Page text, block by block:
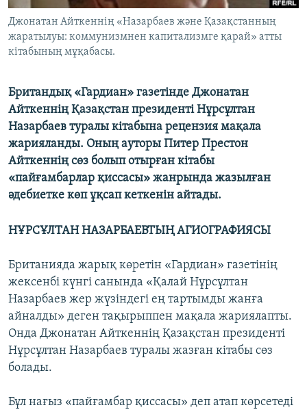
Джонатан Айткеннің «Назарбаев және Қазақстанның
жаратылуы: коммунизмнен капитализмге қарай» атты
кітабының мұқабасы.
Британдық «Гардиан» газетінде Джонатан
Айткеннің Қазақстан президенті Нұрсұлтан
Назарбаев туралы кітабына рецензия мақала
жарияланды. Оның ауторы Питер Престон
Айткеннің сөз болып отырған кітабы
«пайғамбарлар қиссасы» жанрында жазылған
әдебиетке көп ұқсап кеткенін айтады.
НҰРСҰЛТАН НАЗАРБАЕВТЫҢ АГИОГРАФИЯСЫ
Британияда жарық көретін «Гардиан» газетінің
жексенбі күнгі санында «Қалай Нұрсұлтан
Назарбаев жер жүзіндегі ең тартымды жанға
айналды» деген тақырыппен мақала жариялапты.
Онда Джонатан Айткеннің Қазақстан президенті
Нұрсұлтан Назарбаев туралы жазған кітабы сөз
болады.
Бұл нағыз «пайғамбар қиссасы» деп атап көрсетеді